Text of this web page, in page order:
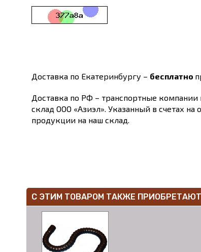
Доставка по Екатеринбургу – бесплатно
Доставка по РФ – транспортные компании
склад ООО «Азиэл». Указанный в счетах на
продукции на наш склад.
С ЭТИМ ТОВАРОМ ТАКЖЕ ПРИОБРЕТАЮТ